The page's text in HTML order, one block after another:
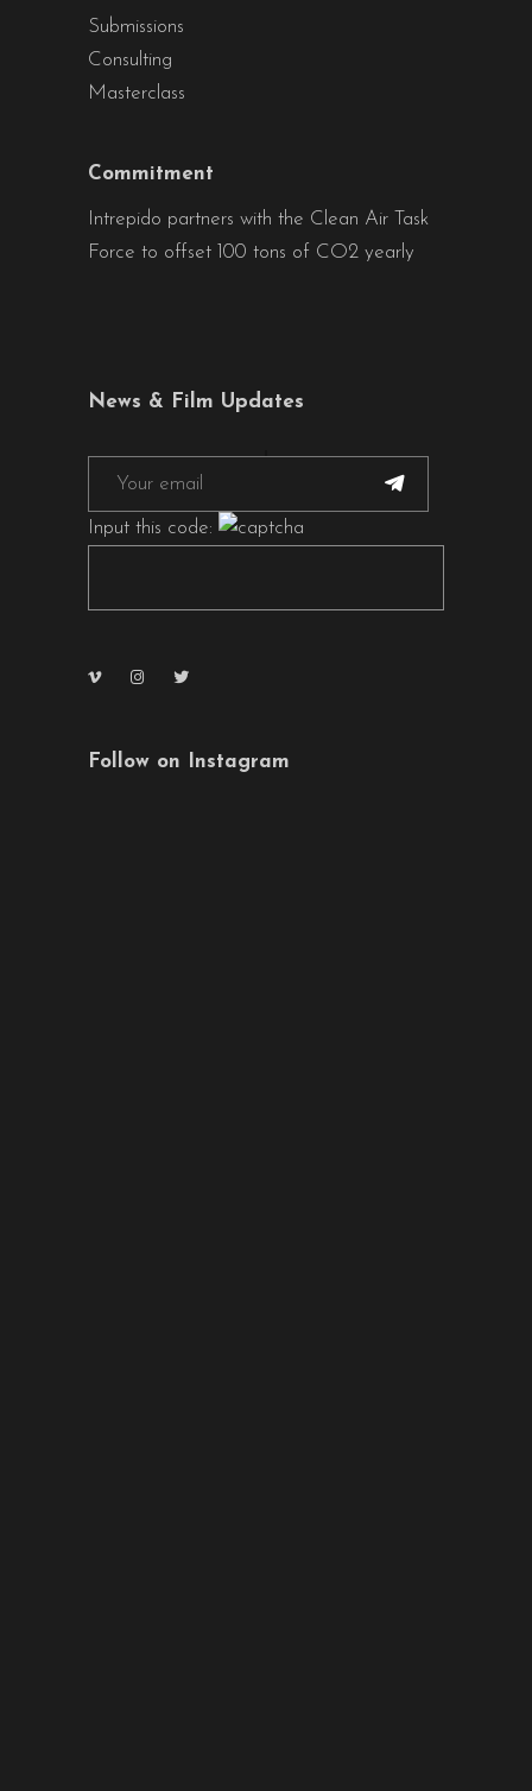
Submissions
Consulting
Masterclass
Commitment
Intrepido partners with the Clean Air Task
Force to offset 100 tons of CO2 yearly
News & Film Updates
Input this code:
Follow on Instagram